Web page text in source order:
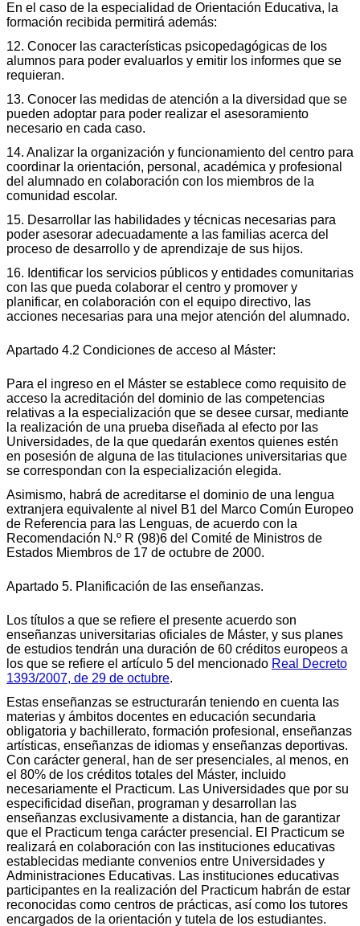
En el caso de la especialidad de Orientación Educativa, la
formación recibida permitirá además:
12. Conocer las características psicopedagógicas de los
alumnos para poder evaluarlos y emitir los informes que se
requieran.
13. Conocer las medidas de atención a la diversidad que se
pueden adoptar para poder realizar el asesoramiento
necesario en cada caso.
14. Analizar la organización y funcionamiento del centro para
coordinar la orientación, personal, académica y profesional
del alumnado en colaboración con los miembros de la
comunidad escolar.
15. Desarrollar las habilidades y técnicas necesarias para
poder asesorar adecuadamente a las familias acerca del
proceso de desarrollo y de aprendizaje de sus hijos.
16. Identificar los servicios públicos y entidades comunitarias
con las que pueda colaborar el centro y promover y
planificar, en colaboración con el equipo directivo, las
acciones necesarias para una mejor atención del alumnado.
Apartado 4.2 Condiciones de acceso al Máster:
Para el ingreso en el Máster se establece como requisito de
acceso la acreditación del dominio de las competencias
relativas a la especialización que se desee cursar, mediante
la realización de una prueba diseñada al efecto por las
Universidades, de la que quedarán exentos quienes estén
en posesión de alguna de las titulaciones universitarias que
se correspondan con la especialización elegida.
Asimismo, habrá de acreditarse el dominio de una lengua
extranjera equivalente al nivel B1 del Marco Común Europeo
de Referencia para las Lenguas, de acuerdo con la
Recomendación N.º R (98)6 del Comité de Ministros de
Estados Miembros de 17 de octubre de 2000.
Apartado 5. Planificación de las enseñanzas.
Los títulos a que se refiere el presente acuerdo son
enseñanzas universitarias oficiales de Máster, y sus planes
de estudios tendrán una duración de 60 créditos europeos a
los que se refiere el artículo 5 del mencionado Real Decreto
1393/2007, de 29 de octubre.
Estas enseñanzas se estructurarán teniendo en cuenta las
materias y ámbitos docentes en educación secundaria
obligatoria y bachillerato, formación profesional, enseñanzas
artísticas, enseñanzas de idiomas y enseñanzas deportivas.
Con carácter general, han de ser presenciales, al menos, en
el 80% de los créditos totales del Máster, incluido
necesariamente el Practicum. Las Universidades que por su
especificidad diseñan, programan y desarrollan las
enseñanzas exclusivamente a distancia, han de garantizar
que el Practicum tenga carácter presencial. El Practicum se
realizará en colaboración con las instituciones educativas
establecidas mediante convenios entre Universidades y
Administraciones Educativas. Las instituciones educativas
participantes en la realización del Practicum habrán de estar
reconocidas como centros de prácticas, así como los tutores
encargados de la orientación y tutela de los estudiantes.